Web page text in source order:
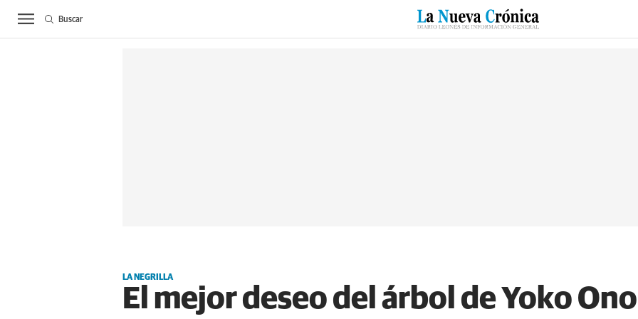
ACTUALIDAD BIERZO SUCESOS CULTURAS ESPECIALES DEPORTES
Buscar
LA NEGRILLA
El mejor deseo del árbol de Yoko Ono